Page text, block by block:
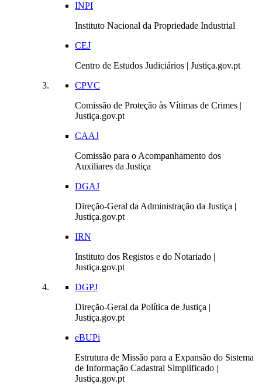
INPI
Instituto Nacional da Propriedade Industrial
CEJ
Centro de Estudos Judiciários | Justiça.gov.pt
CPVC
Comissão de Proteção às Vítimas de Crimes |
Justiça.gov.pt
CAAJ
Comissão para o Acompanhamento dos
Auxiliares da Justiça
DGAJ
Direção-Geral da Administração da Justiça |
Justiça.gov.pt
IRN
Instituto dos Registos e do Notariado |
Justiça.gov.pt
DGPJ
Direção-Geral da Política de Justiça |
Justiça.gov.pt
eBUPi
Estrutura de Missão para a Expansão do Sistema
de Informação Cadastral Simplificado |
Justiça.gov.pt